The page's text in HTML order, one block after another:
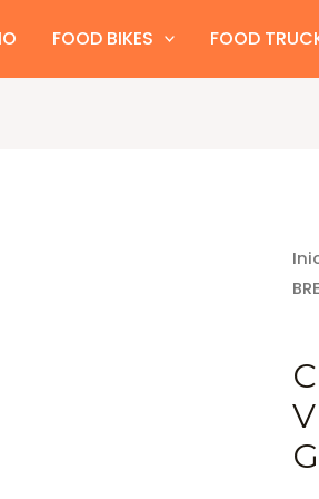
FOOD BIKES FOOD